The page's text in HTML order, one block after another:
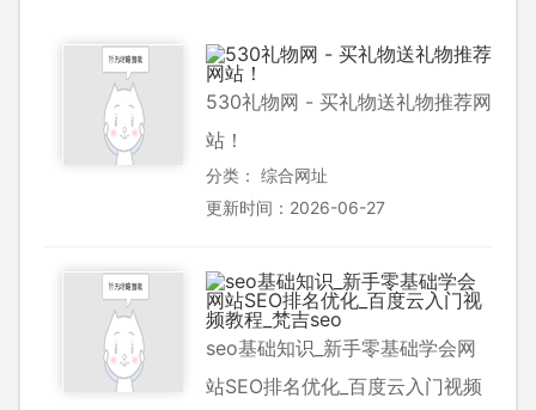
530礼物网 - 买礼物送礼物推荐网
站！
分类： 综合网址
更新时间：2026-06-27
seo基础知识_新手零基础学会网
站SEO排名优化_百度云入门视频